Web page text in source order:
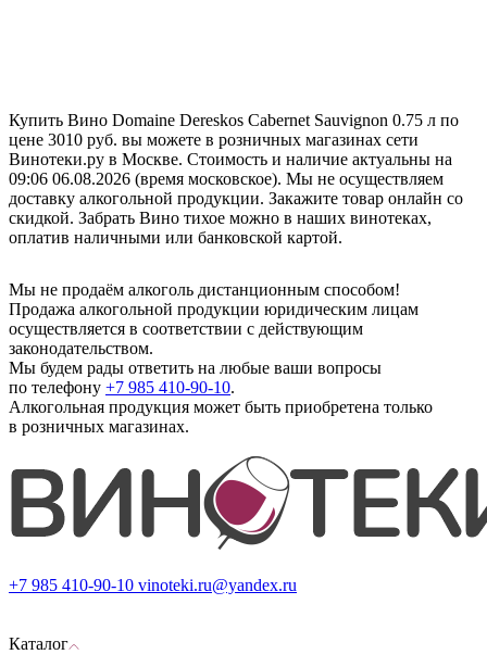
Купить Вино Domaine Dereskos Cabernet Sauvignon 0.75 л по
цене 3010 руб. вы можете в розничных магазинах сети
Винотеки.ру в Москве. Стоимость и наличие актуальны на
09:06 06.08.2026 (время московское). Мы не осуществляем
доставку алкогольной продукции. Закажите товар онлайн со
скидкой. Забрать Вино тихое можно в наших винотеках,
оплатив наличными или банковской картой.
Мы не продаём алкоголь дистанционным способом!
Продажа алкогольной продукции юридическим лицам
осуществляется в соответствии с действующим
законодательством.
Мы будем рады ответить на любые ваши вопросы
по телефону +7 985 410-90-10.
Алкогольная продукция может быть приобретена только
в розничных магазинах.
+7 985 410-90-10 vinoteki.ru@yandex.ru
Каталог